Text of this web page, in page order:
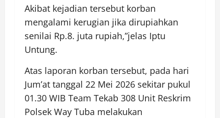
Akibat kejadian tersebut korban
mengalami kerugian jika dirupiahkan
senilai Rp.8. juta rupiah,”jelas Iptu
Untung.
Atas laporan korban tersebut, pada hari
Jum’at tanggal 22 Mei 2026 sekitar pukul
01.30 WIB Team Tekab 308 Unit Reskrim
Polsek Way Tuba melakukan